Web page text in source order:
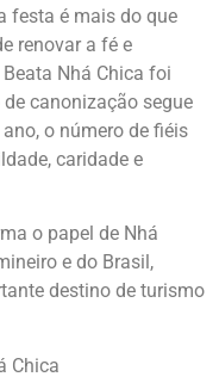
festa é mais do que
renovar a fé e
Nhá Chica foi
canonização segue
o número de fiéis
caridade e
o papel de Nhá
e do Brasil,
destino de turismo
Chica